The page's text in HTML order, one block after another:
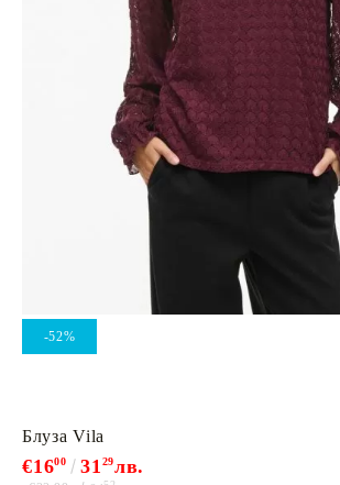
-52%
Блуза Vila
€1600 3129лв.